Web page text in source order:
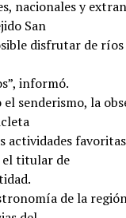
nacionales y
San
disfrutar de
informó.
senderismo, la
actividades
titular de
de la